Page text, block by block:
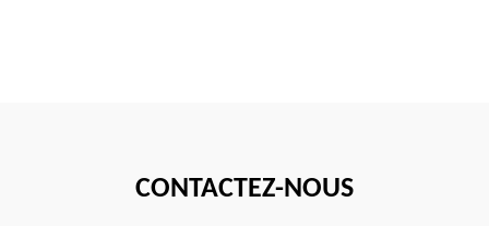
CONTACTEZ-NOUS